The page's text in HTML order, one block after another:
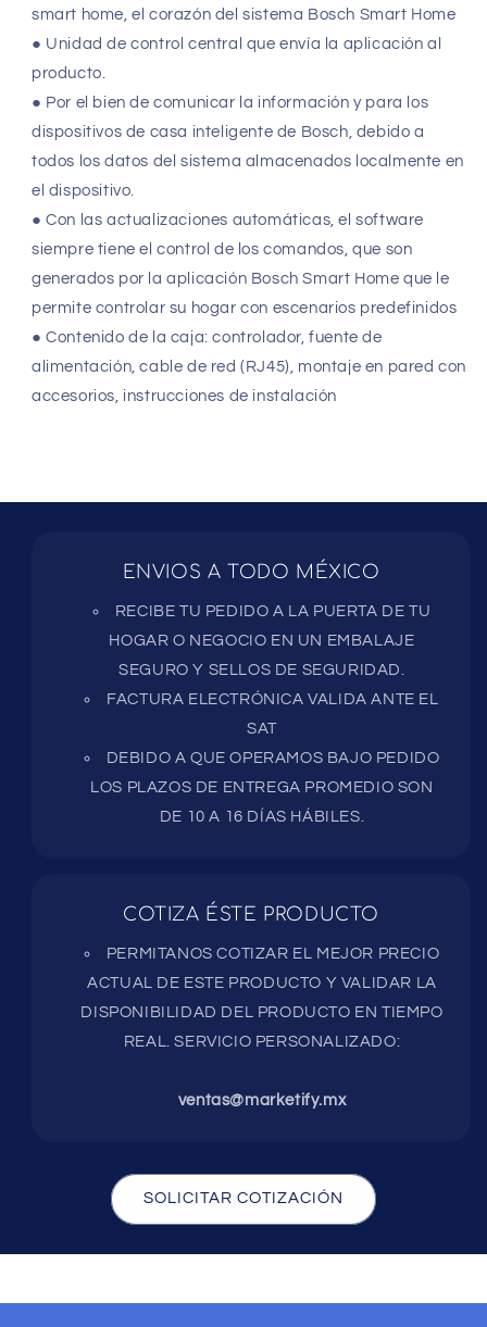
smart home, el corazón del sistema Bosch Smart Home
● Unidad de control central que envía la aplicación al
producto.
● Por el bien de comunicar la información y para los
dispositivos de casa inteligente de Bosch, debido a
todos los datos del sistema almacenados localmente en
el dispositivo.
● Con las actualizaciones automáticas, el software
siempre tiene el control de los comandos, que son
generados por la aplicación Bosch Smart Home que le
permite controlar su hogar con escenarios predefinidos
● Contenido de la caja: controlador, fuente de
alimentación, cable de red (RJ45), montaje en pared con
accesorios, instrucciones de instalación
ENVIOS A TODO MÉXICO
RECIBE TU PEDIDO A LA PUERTA DE TU
HOGAR O NEGOCIO EN UN EMBALAJE
SEGURO Y SELLOS DE SEGURIDAD.
FACTURA ELECTRÓNICA VALIDA ANTE EL
SAT
DEBIDO A QUE OPERAMOS BAJO PEDIDO
LOS PLAZOS DE ENTREGA PROMEDIO SON
DE 10 A 16 DÍAS HÁBILES.
COTIZA ÉSTE PRODUCTO
PERMITANOS COTIZAR EL MEJOR PRECIO
ACTUAL DE ESTE PRODUCTO Y VALIDAR LA
DISPONIBILIDAD DEL PRODUCTO EN TIEMPO
REAL. SERVICIO PERSONALIZADO:
ventas@marketify.mx
SOLICITAR COTIZACIÓN